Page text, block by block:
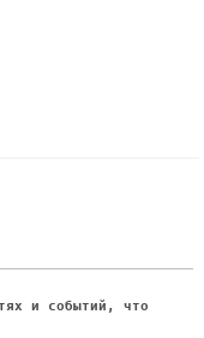
и событий, что